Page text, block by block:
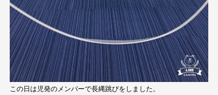
この日は児発のメンバーで長縄跳びをしました。